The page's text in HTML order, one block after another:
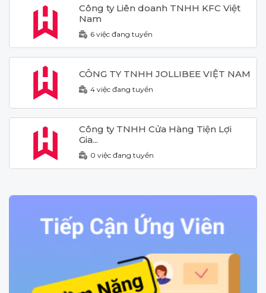
Công ty Liên doanh TNHH KFC Việt
Nam
6 việc đang tuyển
CÔNG TY TNHH JOLLIBEE VIỆT NAM
4 việc đang tuyển
Công ty TNHH Cửa Hàng Tiện Lợi
Gia...
0 việc đang tuyển